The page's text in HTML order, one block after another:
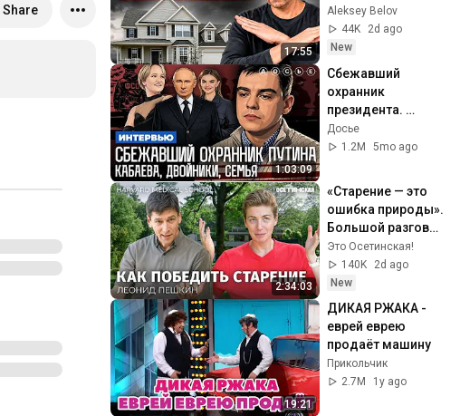
Share
17:55
НАЛОГОВУЮ
ОШИБКУ
Aleksey Belov
44K
2d ago
New
1:03:09
Сбежавший
охранник
президента.
Кабаева. Семья.
Дворцы.
Досье
1.2M
5mo ago
2:34:03
«Старение — это
ошибка природы».
Большой разговор
с ученым из
Гарварда
Это Осетинская!
140K
2d ago
New
19:21
ДИКАЯ РЖАКА -
еврей еврею
продаёт машину
Прикольчик
2.7M
1y ago